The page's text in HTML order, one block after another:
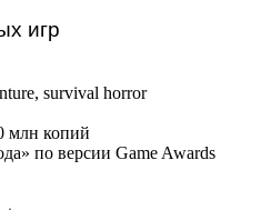
игр
survival horror
млн копий
по версии Game Awards